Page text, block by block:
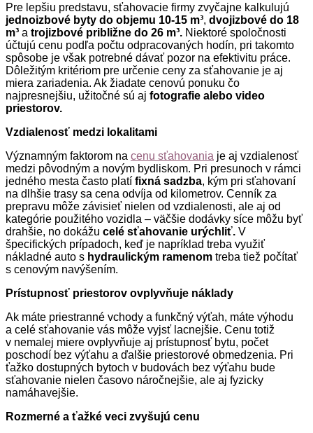
Pre lepšiu predstavu, sťahovacie firmy zvyčajne kalkulujú
jednoizbové byty do objemu 10-15 m³, dvojizbové do 18
m³ a trojizbové približne do 26 m³. Niektoré spoločnosti
účtujú cenu podľa počtu odpracovaných hodín, pri takomto
spôsobe je však potrebné dávať pozor na efektivitu práce.
Dôležitým kritériom pre určenie ceny za sťahovanie je aj
miera zariadenia. Ak žiadate cenovú ponuku čo
najpresnejšiu, užitočné sú aj fotografie alebo video
priestorov.
Vzdialenosť medzi lokalitami
Významným faktorom na cenu sťahovania je aj vzdialenosť
medzi pôvodným a novým bydliskom. Pri presunoch v rámci
jedného mesta často platí fixná sadzba, kým pri sťahovaní
na dlhšie trasy sa cena odvíja od kilometrov. Cenník za
prepravu môže závisieť nielen od vzdialenosti, ale aj od
kategórie použitého vozidla – väčšie dodávky síce môžu byť
drahšie, no dokážu celé sťahovanie urýchliť. V
špecifických prípadoch, keď je napríklad treba využiť
nákladné auto s hydraulickým ramenom treba tiež počítať
s cenovým navýšením.
Prístupnosť priestorov ovplyvňuje náklady
Ak máte priestranné vchody a funkčný výťah, máte výhodu
a celé sťahovanie vás môže vyjsť lacnejšie. Cenu totiž
v nemalej miere ovplyvňuje aj prístupnosť bytu, počet
poschodí bez výťahu a ďalšie priestorové obmedzenia. Pri
ťažko dostupných bytoch v budovách bez výťahu bude
sťahovanie nielen časovo náročnejšie, ale aj fyzicky
namáhavejšie.
Rozmerné a ťažké veci zvyšujú cenu